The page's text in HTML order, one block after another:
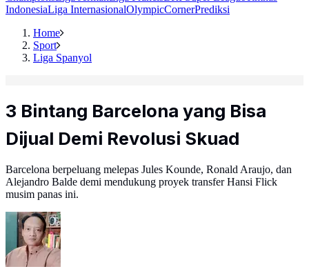
IndonesiaLiga InternasionalOlympicCornerPrediksi
Home
Sport
Liga Spanyol
3 Bintang Barcelona yang Bisa
Dijual Demi Revolusi Skuad
Barcelona berpeluang melepas Jules Kounde, Ronald Araujo, dan
Alejandro Balde demi mendukung proyek transfer Hansi Flick
musim panas ini.